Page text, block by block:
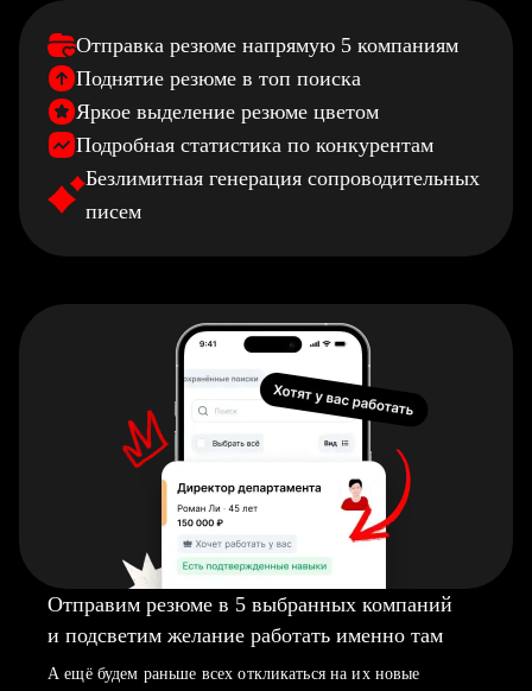
Отправка резюме напрямую 5 компаниям
Поднятие резюме в топ поиска
Яркое выделение резюме цветом
Подробная статистика по конкурентам
Безлимитная генерация сопроводительных
писем
Отправим резюме в 5 выбранных компаний
и подсветим желание работать именно там
А ещё будем раньше всех откликаться на их новые